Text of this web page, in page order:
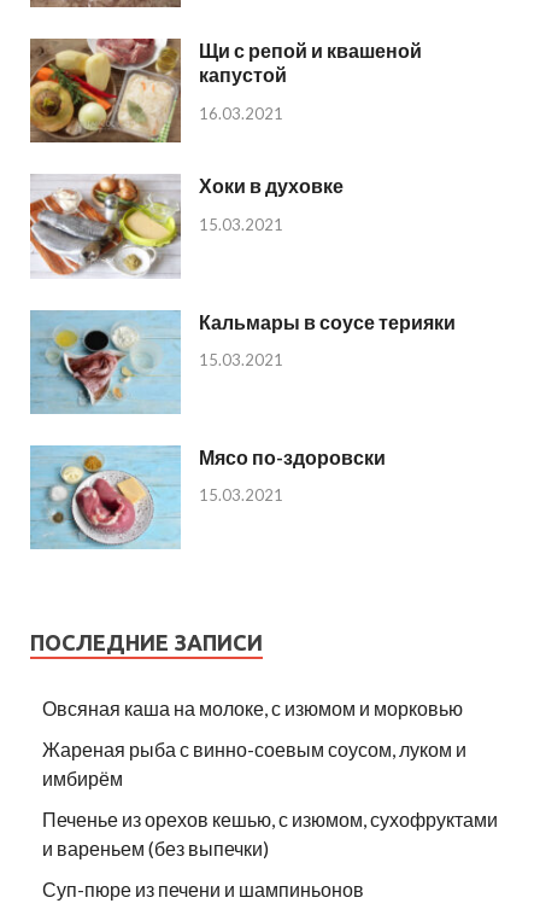
Щи с репой и квашеной
капустой
16.03.2021
Хоки в духовке
15.03.2021
Кальмары в соусе терияки
15.03.2021
Мясо по-здоровски
15.03.2021
ПОСЛЕДНИЕ ЗАПИСИ
Овсяная каша на молоке, с изюмом и морковью
Жареная рыба с винно-соевым соусом, луком и
имбирём
Печенье из орехов кешью, с изюмом, сухофруктами
и вареньем (без выпечки)
Суп-пюре из печени и шампиньонов